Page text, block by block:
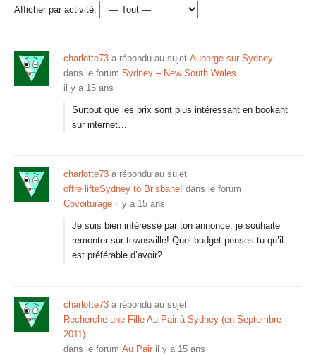
Afficher par activité:
charlotte73 a répondu au sujet Auberge sur Sydney
dans le forum Sydney – New South Wales
il y a 15 ans
Surtout que les prix sont plus intéressant en bookant
sur internet…
charlotte73 a répondu au sujet
offre lifteSydney to Brisbane! dans le forum
Covoiturage il y a 15 ans
Je suis bien intéressé par ton annonce, je souhaite
remonter sur townsville! Quel budget penses-tu qu’il
est préférable d’avoir?
charlotte73 a répondu au sujet
Recherche une Fille Au Pair à Sydney (en Septembre
2011)
dans le forum Au Pair il y a 15 ans